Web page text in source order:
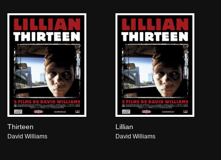
Thirteen
David Williams
Lillian
David Williams